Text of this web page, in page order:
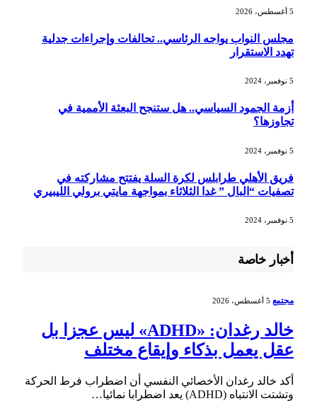
مجلس النواب يواجه الرئاسي.. تحالفات وإجراءات جدلية
تهدد الاستقرار
أزمة الجمود السياسي.. هل ستنجح البعثة الأممية في
تجاوزها؟
فريق الأهلي طرابلس لكرة السلة يفتتح مشاركته في
تصفيات “البال ” غدا الثلاثاء بمواجهة مايتي برولي الليبيري
أخبار خاصة
مجتمع 5 أغسطس، 2026
خالد رغدان: «ADHD» ليس عجزا بل
عقل يعمل بذكاء وإيقاع مختلف
أكد خالد رغدان الأخصائي النفسي أن اضطراب فرط الحركة
وتشتت الانتباه (ADHD) يعد اضطرابا نمائيا…